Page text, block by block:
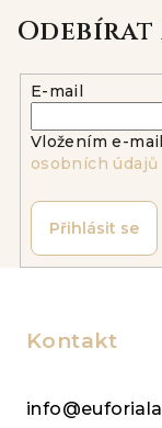
E-mail
Vložením e-
osobních údajů
Přihlásit se
Kontakt